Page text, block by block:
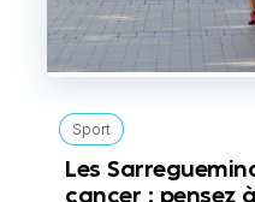
Sport
Les
cancer : pensez